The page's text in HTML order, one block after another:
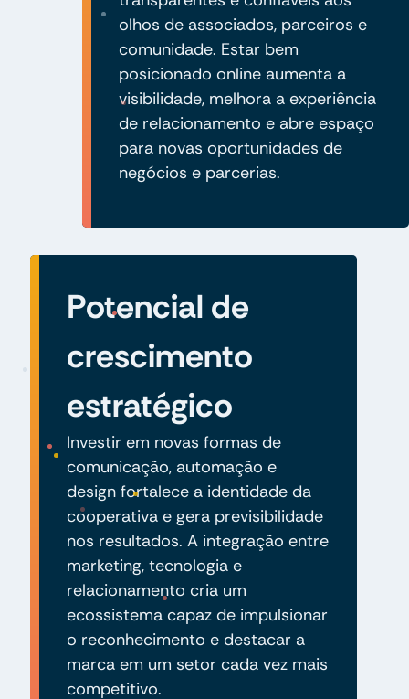
olhos de associados, parceiros e
comunidade. Estar bem
posicionado online aumenta a
visibilidade, melhora a experiência
de relacionamento e abre espaço
para novas oportunidades de
negócios e parcerias.
Potencial de
crescimento
estratégico
Investir em novas formas de
comunicação, automação e
design fortalece a identidade da
cooperativa e gera previsibilidade
nos resultados. A integração entre
marketing, tecnologia e
relacionamento cria um
ecossistema capaz de impulsionar
o reconhecimento e destacar a
marca em um setor cada vez mais
competitivo.